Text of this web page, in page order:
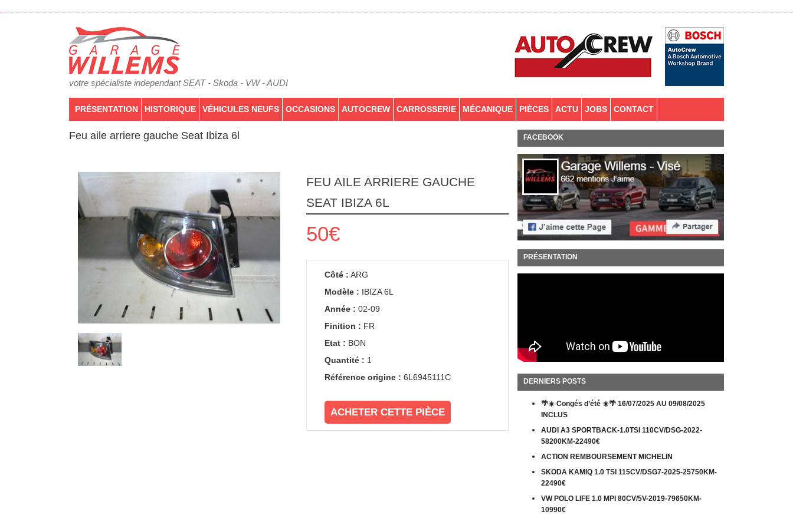
votre spécialiste independant SEAT - Skoda - VW - AUDI
PRÉSENTATION HISTORIQUE VÉHICULES NEUFS OCCASIONS AUTOCREW CARROSSERIE MÉCANIQUE PIÈCES ACTU JOBS CONTACT
Feu aile arriere gauche Seat Ibiza 6l
FEU AILE ARRIERE GAUCHE
SEAT IBIZA 6L
50€
Côté : ARG
Modèle : IBIZA 6L
Année : 02-09
Finition : FR
Etat : BON
Quantité : 1
Référence origine : 6L6945111C
ACHETER CETTE PIÈCE
FACEBOOK
PRÉSENTATION
DERNIERS POSTS
🌴☀️ Congés d’été ☀️🌴 16/07/2025 AU 09/08/2025
INCLUS
AUDI A3 SPORTBACK-1.0TSI 110CV/DSG-2022-
58200KM-22490€
ACTION REMBOURSEMENT MICHELIN
SKODA KAMIQ 1.0 TSI 115CV/DSG7-2025-25750KM-
22490€
VW POLO LIFE 1.0 MPI 80CV/5V-2019-79650KM-
10990€